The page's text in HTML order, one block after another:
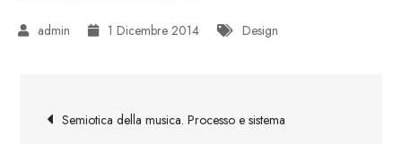
1 Dicembre 2014 Design
Navigazione
Semiotica della musica. Processo e sistema